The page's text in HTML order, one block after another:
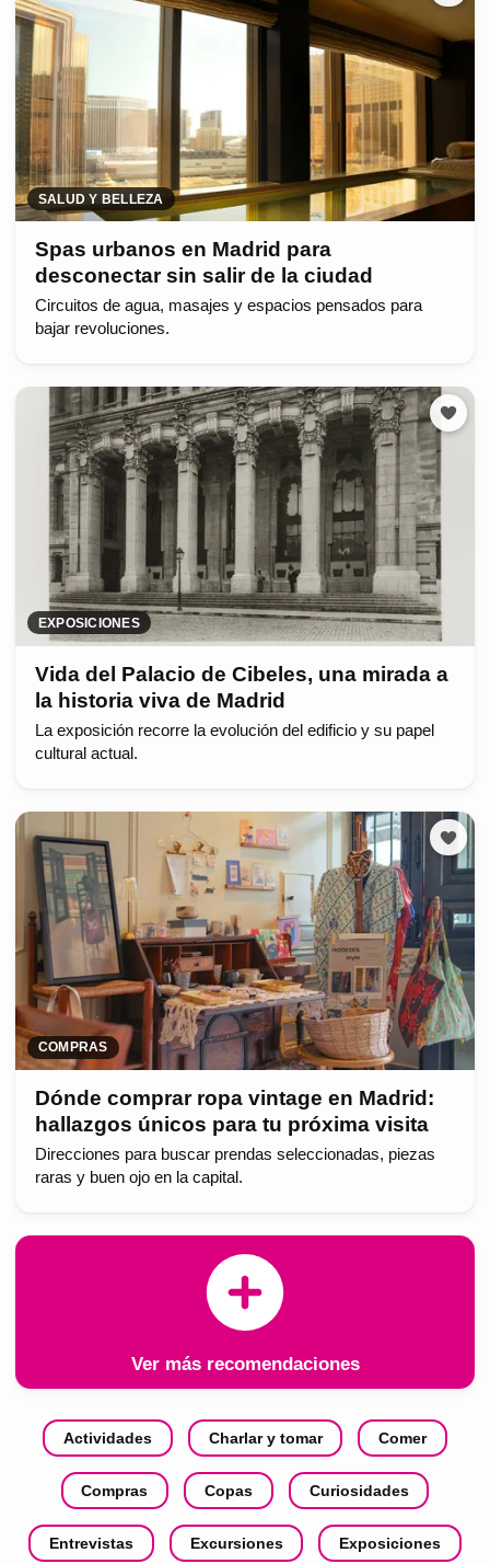
SALUD Y BELLEZA
Spas urbanos en Madrid para
desconectar sin salir de la ciudad
Circuitos de agua, masajes y espacios pensados para
bajar revoluciones.
EXPOSICIONES
Vida del Palacio de Cibeles, una mirada a
la historia viva de Madrid
La exposición recorre la evolución del edificio y su papel
cultural actual.
COMPRAS
Dónde comprar ropa vintage en Madrid:
hallazgos únicos para tu próxima visita
Direcciones para buscar prendas seleccionadas, piezas
raras y buen ojo en la capital.
Ver más recomendaciones
Actividades Charlar y tomar Comer
Compras Copas Curiosidades
Entrevistas Excursiones Exposiciones